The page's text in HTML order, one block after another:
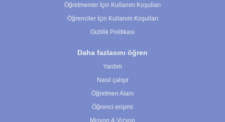
Öğretmenler İçin Kullanım Koşulları
Öğrenciler İçin Kullanım Koşulları
Gizlilik Politikası
Daha fazlasını öğren
Yardım
Nasıl çalışır
Öğretmen Alanı
Öğrenci erişimi